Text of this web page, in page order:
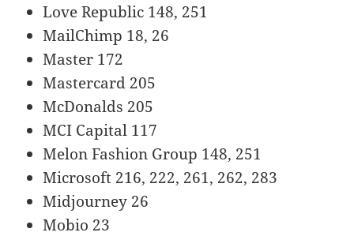
Love Republic 148, 251
MailChimp 18, 26
Master 172
Mastercard 205
McDonalds 205
MCI Capital 117
Melon Fashion Group 148, 251
Microsoft 216, 222, 261, 262, 283
Midjourney 26
Mobio 23